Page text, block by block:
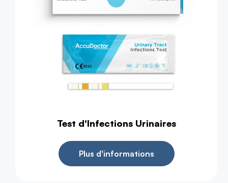
Test d'Infections Urinaires
Plus d'informations